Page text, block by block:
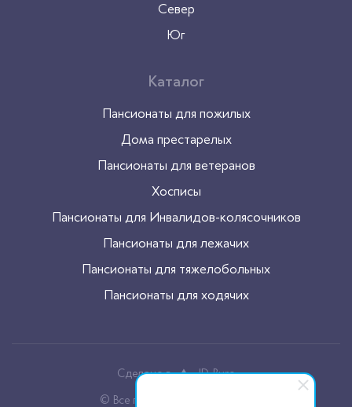
Север
Юг
Каталог
Пансионаты для пожилых
Дома престарелых
Пансионаты для ветеранов
Хосписы
Пансионаты для Инвалидов-колясочников
Пансионаты для лежачих
Пансионаты для тяжелобольных
Пансионаты для ходячих
Сделано в
JD-Buro
© Все права защищены, 2026